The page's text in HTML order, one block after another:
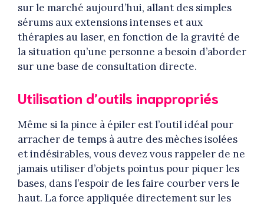
sur le marché aujourd’hui, allant des simples
sérums aux extensions intenses et aux
thérapies au laser, en fonction de la gravité de
la situation qu’une personne a besoin d’aborder
sur une base de consultation directe.
Utilisation d’outils inappropriés
Même si la pince à épiler est l’outil idéal pour
arracher de temps à autre des mèches isolées
et indésirables, vous devez vous rappeler de ne
jamais utiliser d’objets pointus pour piquer les
bases, dans l’espoir de les faire courber vers le
haut. La force appliquée directement sur les